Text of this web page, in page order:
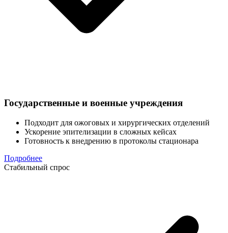
Государственные и военные учреждения
Подходит для ожоговых и хирургических отделений
Ускорение эпителизации в сложных кейсах
Готовность к внедрению в протоколы стационара
Подробнее
Стабильный спрос